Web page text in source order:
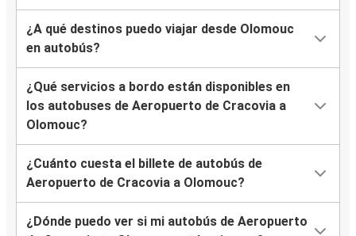
¿A qué destinos puedo viajar desde Olomouc
en autobús?
¿Qué servicios a bordo están disponibles en
los autobuses de Aeropuerto de Cracovia a
Olomouc?
¿Cuánto cuesta el billete de autobús de
Aeropuerto de Cracovia a Olomouc?
¿Dónde puedo ver si mi autobús de Aeropuerto